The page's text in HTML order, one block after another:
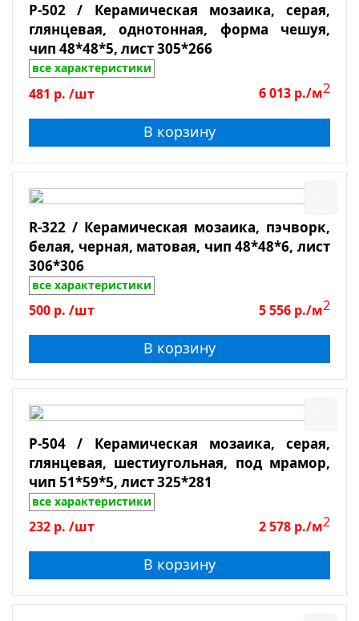
Мрамор
Сланец
Боттичино
Крема Марфил
Emperador Dark
Dolomiti Bianco
Глянцевая
Зеркальная
Матовая
Полированная
Противоскользящая
Толщина
Показать
Сбросить фильтр
P-502 / Керамическая мозаика, серая,
глянцевая, однотонная, форма чешуя,
чип 48*48*5, лист 305*266
все характеристики
481 р. /шт 6 013 р./м2
В корзину
R-322 / Керамическая мозаика, пэчворк,
белая, черная, матовая, чип 48*48*6, лист
306*306
все характеристики
500 р. /шт 5 556 р./м2
В корзину
P-504 / Керамическая мозаика, серая,
глянцевая, шестиугольная, под мрамор,
чип 51*59*5, лист 325*281
все характеристики
232 р. /шт 2 578 р./м2
В корзину